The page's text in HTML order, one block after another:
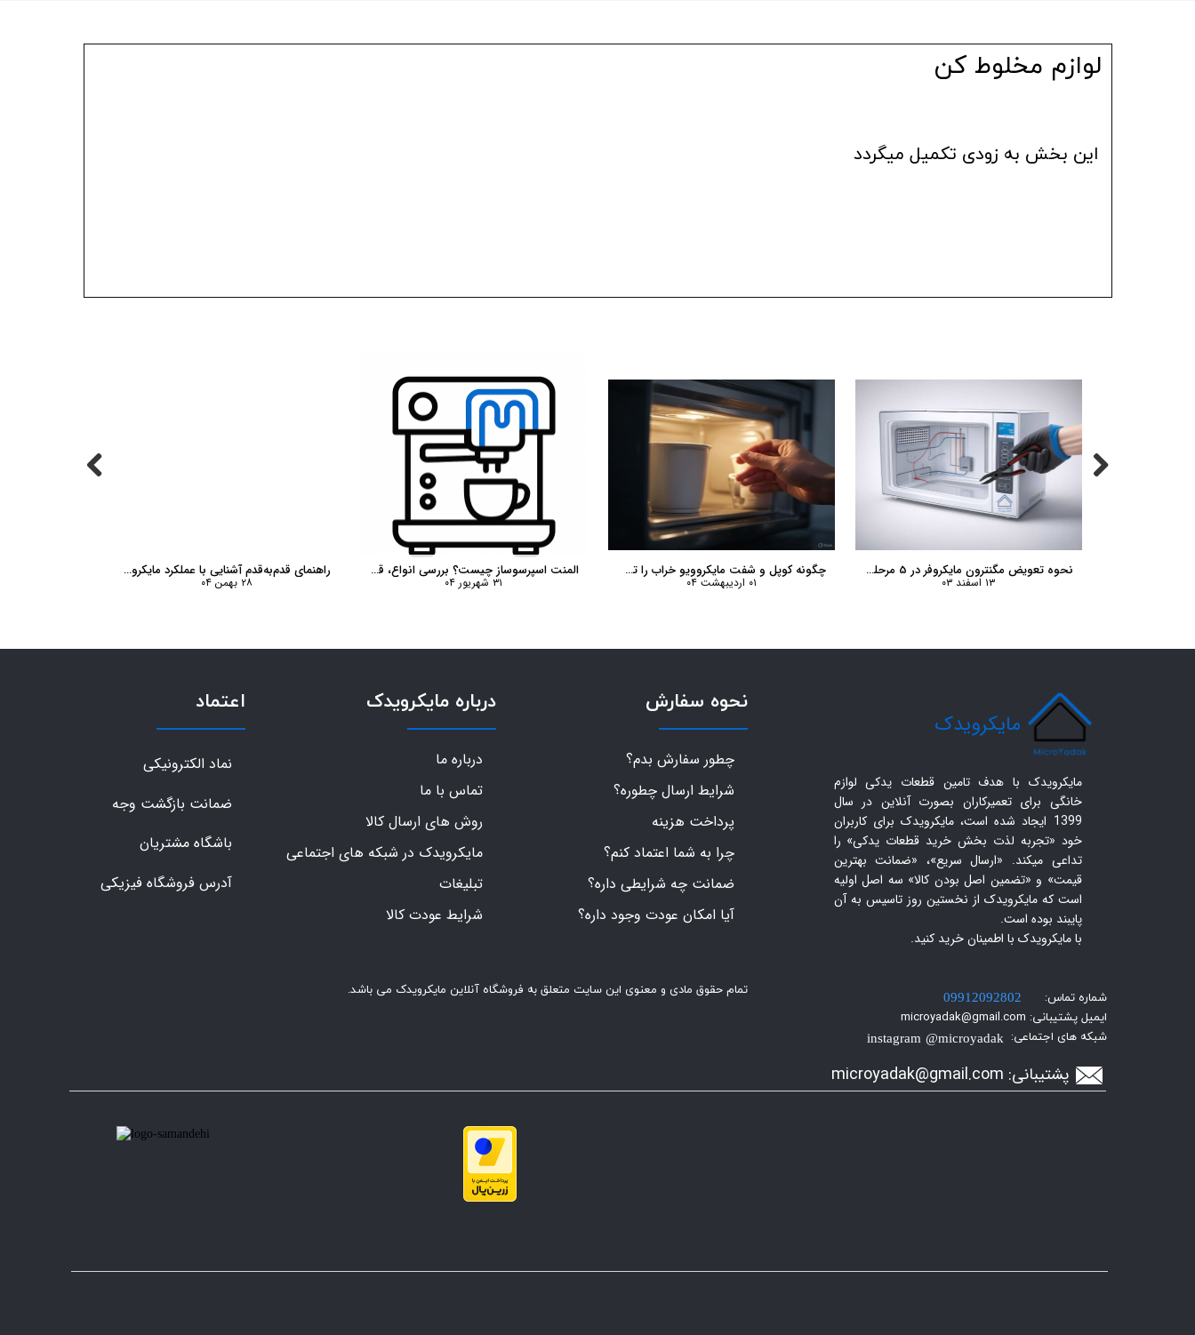
لوازم مخلوط کن
این بخش به زودی تکمیل میگردد​​​​​​​
راهنمای قدم‌به‌قدم آشنایی با عملکرد مایکروویو تا تعمیر و خرید قطعه مناسب
۲۸ بهمن ۰۴
المنت اسپرسوساز چیست؟ بررسی انواع، قیمت و تشخیص خرید قطعه اصلی
۳۱ شهریور ۰۴
چگونه کوپل و شفت مایکروویو خراب را تشخیص دهیم؟
۰۱ اردیبهشت ۰۴
نحوه تعویض مگنترون مایکروفر در 5 مرحله ساده
۱۳ اسفند ۰۳
پشتیبانی: microyadak@gmail.com
مایکرویدک با هدف تامین قطعات یدکی لوازم
خانگی برای تعمیرکاران بصورت آنلاین در سال
1399 ایجاد شده است، مایکرویدک برای کاربران
خود «تجربه لذت بخش خرید قطعات یدکی» را
تداعی میکند. «ارسال سریع»، «ضمانت بهترین
قیمت» و «تضمین اصل بودن کالا» سه اصل اولیه
است که مایکرویدک از نخستین روز تاسیس به آن
پایبند بوده است.
با مایکرویدک با اطمینان خرید کنید.​​​​​​​
شماره تماس:
ایمیل پشتیبانی: microyadak@gmail.com
شبکه های اجتماعی:
​مایکرویدک
instagram @microyadak
09912092802
نحوه سفارش
چطور سفارش بدم؟
شرایط ارسال چطوره؟
پرداخت هزینه
چرا به شما اعتماد کنم؟
ضمانت چه شرایطی داره؟
آیا امکان عودت وجود داره؟
تمام حقوق مادی و معنوی این سایت متعلق به فروشگاه آنلاین مایکرویدک می باشد.
اعتماد
نماد الکترونیکی
ضمانت بازگشت وجه
باشگاه مشتریان
آدرس فروشگاه فیزیکی
درباره مایکرویدک
درباره ما
تماس با ما
روش های ارسال کالا
مایکرویدک در شبکه های اجتماعی
تبلیغات
شرایط عودت کالا